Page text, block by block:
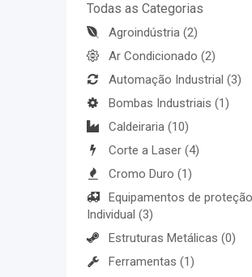
Todas as Categorias
Agroindústria (2)
Ar Condicionado (2)
Automação Industrial (3)
Bombas Industriais (1)
Caldeiraria (10)
Corte a Laser (4)
Cromo Duro (1)
Equipamentos de proteção
Individual (3)
Estruturas Metálicas (0)
Ferramentas (1)